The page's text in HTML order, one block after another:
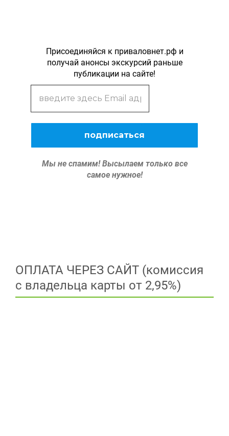
Присоединяйся к приваловнет.рф и
получай анонсы экскурсий раньше
публикации на сайте!
Мы не спамим! Высылаем только все
самое нужное!
ОПЛАТА ЧЕРЕЗ САЙТ (комиссия
с владельца карты от 2,95%)